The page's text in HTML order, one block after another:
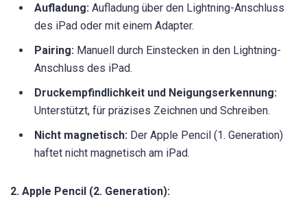
Aufladung: Aufladung über den Lightning-Anschluss
des iPad oder mit einem Adapter.
Pairing: Manuell durch Einstecken in den Lightning-
Anschluss des iPad.
Druckempfindlichkeit und Neigungserkennung:
Unterstützt, für präzises Zeichnen und Schreiben.
Nicht magnetisch: Der Apple Pencil (1. Generation)
haftet nicht magnetisch am iPad.
2. Apple Pencil (2. Generation):